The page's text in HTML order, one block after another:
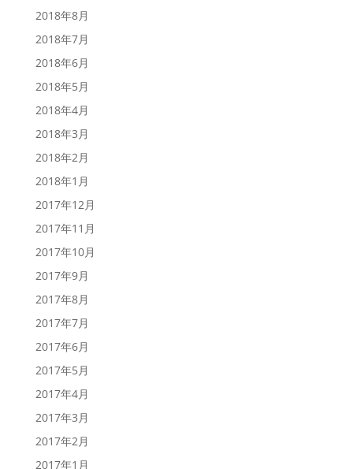
2018年8月
2018年7月
2018年6月
2018年5月
2018年4月
2018年3月
2018年2月
2018年1月
2017年12月
2017年11月
2017年10月
2017年9月
2017年8月
2017年7月
2017年6月
2017年5月
2017年4月
2017年3月
2017年2月
2017年1月